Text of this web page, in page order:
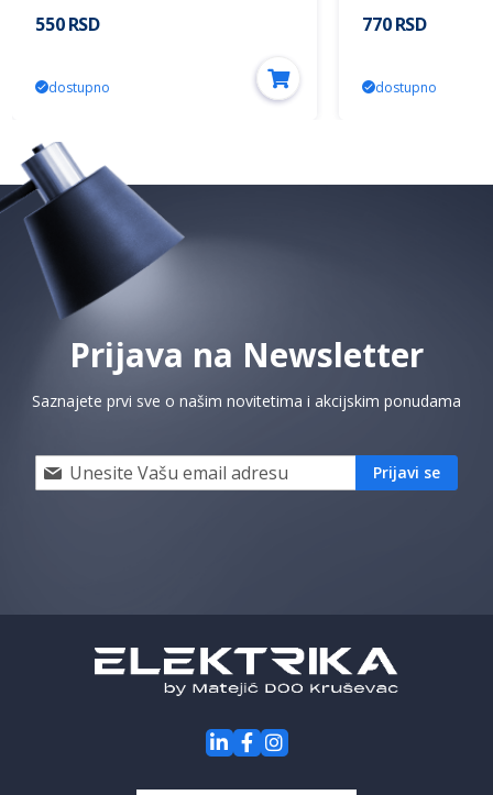
550 RSD
dostupno
770 RSD
dostupno
Prijava na Newsletter
Saznajete prvi sve o našim novitetima i akcijskim ponudama
Prijavi
se
akcije
Prijavi se